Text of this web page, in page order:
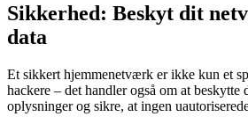
Sikkerhed: Beskyt dit
data
Et sikkert hjemmenetværk er ikke kun et
hackere – det handler også om at beskytte
oplysninger og sikre, at ingen